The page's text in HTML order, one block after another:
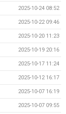
2025-10-24 08:52
2025-10-22 09:46
2025-10-20 11:23
2025-10-19 20:16
2025-10-17 11:24
2025-10-12 16:17
2025-10-07 16:19
2025-10-07 09:55